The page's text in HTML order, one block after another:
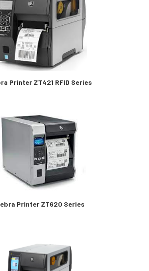
Printer ZT421 RFID Series
Printer ZT620 Series